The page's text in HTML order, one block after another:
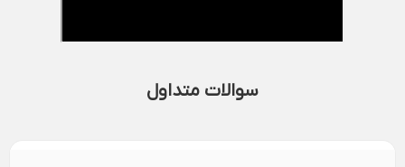
سوالات متداول